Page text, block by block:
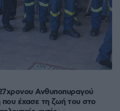
Ανθυποπυραγού
έχασε τη ζωή του στο